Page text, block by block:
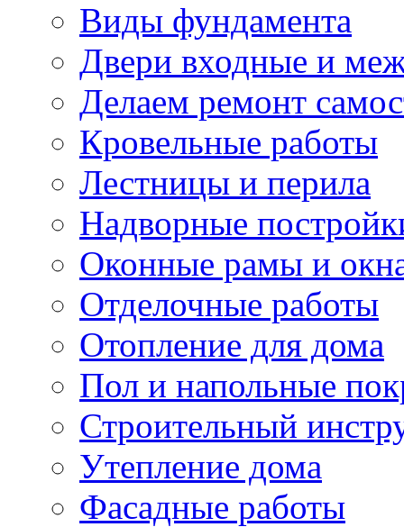
Виды фундамента
Двери входные и
Делаем ремонт
Кровельные работы
Лестницы и перила
Надворные
Оконные рамы и
Отделочные работы
Отопление для дома
Пол и напольные
Строительный
Утепление дома
Фасадные работы